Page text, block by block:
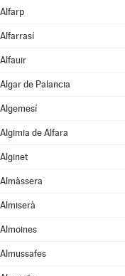
Alfarp
Alfarrasí
Alfauir
Algar de Palancia
Algemesí
Algimia de Alfara
Alginet
Almàssera
Almiserà
Almoines
Almussafes